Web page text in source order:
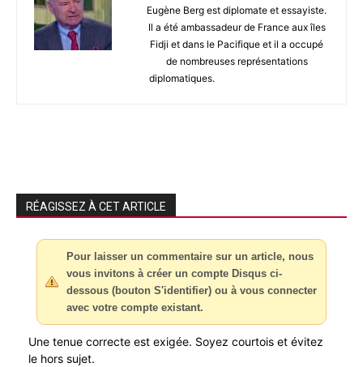
Eugène Berg est diplomate et essayiste.
Il a été ambassadeur de France aux îles
Fidji et dans le Pacifique et il a occupé
de nombreuses représentations
diplomatiques.
RÉAGISSEZ À CET ARTICLE
Pour laisser un commentaire sur un article, nous
vous invitons à créer un compte Disqus ci-
dessous (bouton S'identifier) ou à vous connecter
avec votre compte existant.
Une tenue correcte est exigée. Soyez courtois et évitez
le hors sujet.